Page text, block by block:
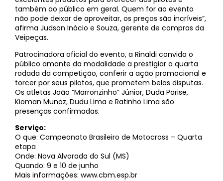
também ao público em geral. Quem for ao evento
não pode deixar de aproveitar, os preços são incríveis”,
afirma Judson Inácio e Souza, gerente de compras da
Veipeças.
Patrocinadora oficial do evento, a Rinaldi convida o
público amante da modalidade a prestigiar a quarta
rodada da competição, conferir a ação promocional e
torcer por seus pilotos, que prometem belas disputas.
Os atletas João “Marronzinho” Júnior, Duda Parise,
Kioman Munoz, Dudu Lima e Ratinho Lima são
presenças confirmadas.
Serviço:
O que: Campeonato Brasileiro de Motocross – Quarta
etapa
Onde: Nova Alvorada do Sul (MS)
Quando: 9 e 10 de junho
Mais informações: www.cbm.esp.br